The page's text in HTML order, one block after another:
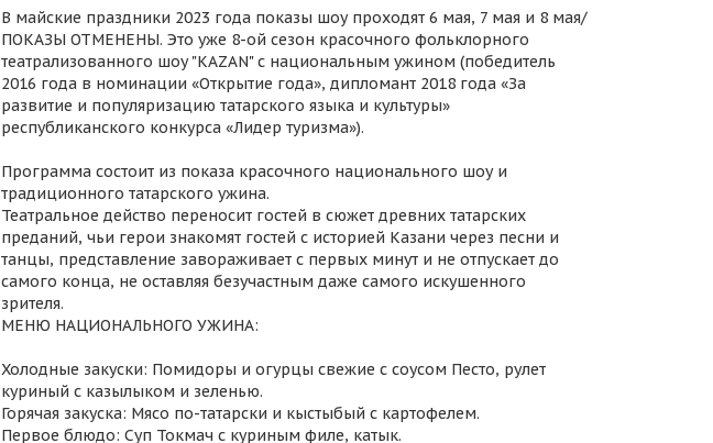
В майские праздники 2023 года показы шоу проходят 6 мая, 7 мая и 8 мая/
ПОКАЗЫ ОТМЕНЕНЫ. Это уже 8-ой сезон красочного фольклорного
театрализованного шоу "KAZAN" с национальным ужином (победитель
2016 года в номинации «Открытие года», дипломант 2018 года «За
развитие и популяризацию татарского языка и культуры»
республиканского конкурса «Лидер туризма»).
Программа состоит из показа красочного национального шоу и
традиционного татарского ужина.
Театральное действо переносит гостей в сюжет древних татарских
преданий, чьи герои знакомят гостей с историей Казани через песни и
танцы, представление завораживает с первых минут и не отпускает до
самого конца, не оставляя безучастным даже самого искушенного
зрителя.
МЕНЮ НАЦИОНАЛЬНОГО УЖИНА:
Холодные закуски: Помидоры и огурцы свежие с соусом Песто, рулет
куриный с казылыком и зеленью.
Горячая закуска: Мясо по-татарски и кыстыбый с картофелем.
Первое блюдо: Суп Токмач с куриным филе, катык.